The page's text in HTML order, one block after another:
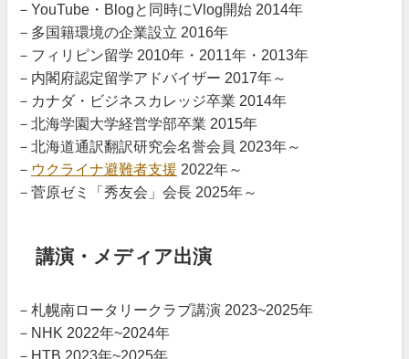
－YouTube・Blogと同時にVlog開始 2014年
－多国籍環境の企業設立 2016年
－フィリピン留学 2010年・2011年・2013年
－内閣府認定留学アドバイザー 2017年～
－カナダ・ビジネスカレッジ卒業 2014年
－北海学園大学経営学部卒業 2015年
－北海道通訳翻訳研究会名誉会員 2023年～
－ ウクライナ避難者支援 2022年～
－菅原ゼミ「秀友会」会長 2025年～
講演・メディア出演
－札幌南ロータリークラブ講演 2023~2025年
－NHK 2022年~2024年
－HTB 2023年~2025年